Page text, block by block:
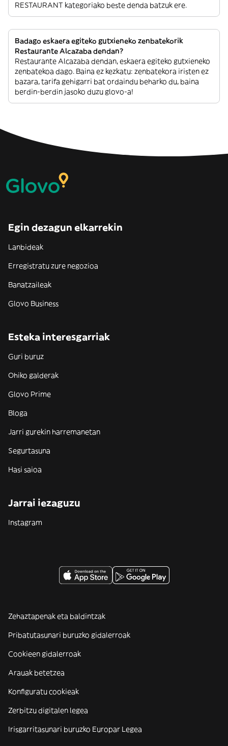
RESTAURANT kategoriako beste denda batzuk ere.
Badago eskaera egiteko gutxieneko zenbatekorik
Restaurante Alcazaba dendan?
Restaurante Alcazaba dendan, eskaera egiteko gutxieneko
zenbatekoa dago. Baina ez kezkatu: zenbatekora iristen ez
bazara, tarifa gehigarri bat ordaindu beharko du, baina
berdin-berdin jasoko duzu glovo-a!
Egin dezagun elkarrekin
Lanbideak
Erregistratu zure negozioa
Banatzaileak
Glovo Business
Esteka interesgarriak
Guri buruz
Ohiko galderak
Glovo Prime
Bloga
Jarri gurekin harremanetan
Segurtasuna
Hasi saioa
Jarrai iezaguzu
Instagram
Zehaztapenak eta baldintzak
Pribatutasunari buruzko gidalerroak
Cookieen gidalerroak
Arauak betetzea
Konfiguratu cookieak
Zerbitzu digitalen legea
Irisgarritasunari buruzko Europar Legea